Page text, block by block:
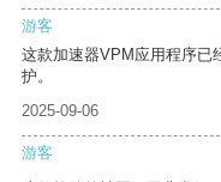
游客
这款加速器VPM应用程序已
护。
2025-09-06
游客